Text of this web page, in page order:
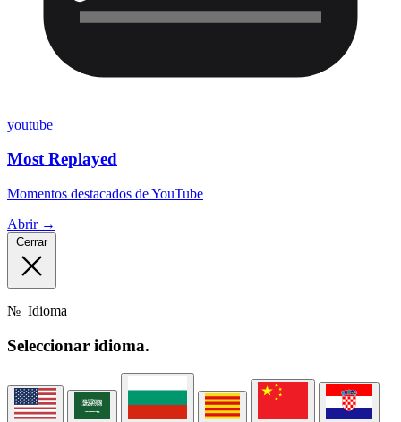
youtube
Most Replayed
Momentos destacados de YouTube
Abrir →
Cerrar
№ Idioma
Seleccionar idioma.